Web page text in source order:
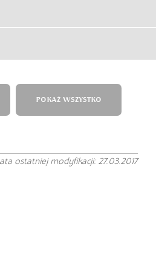
POKAŻ WSZYSTKO
ostatniej modyfikacji: 27.03.2017